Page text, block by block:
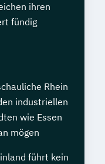
ihren
fündig
Rhein
industriellen
wie Essen
mögen
führt kein